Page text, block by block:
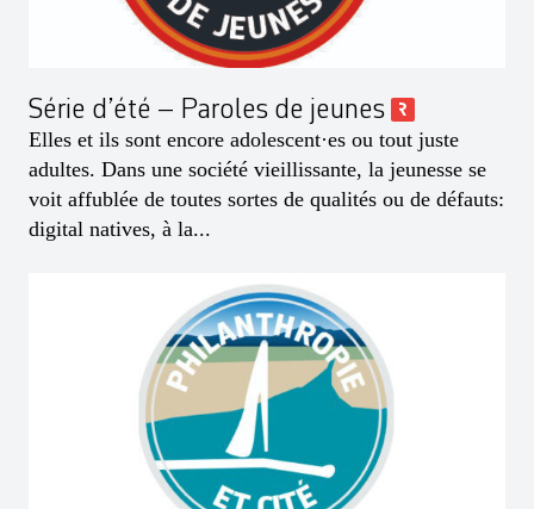
Série d’été – Paroles de jeunes
Elles et ils sont encore adolescent·es ou tout juste
adultes. Dans une société vieillissante, la jeunesse se
voit affublée de toutes sortes de qualités ou de défauts:
digital natives, à la...